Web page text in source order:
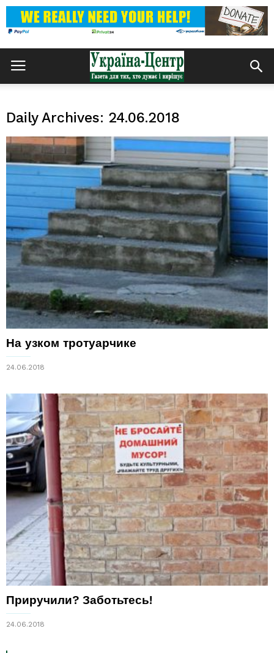
Daily Archives: 24.06.2018
На узком тротуарчике
24.06.2018
Приручили? Заботьтесь!
24.06.2018